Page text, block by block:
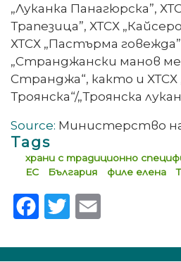
„Луканка Панагюрска”,
Трапезица”, ХТСХ
ХТСХ „Пастърма
„Странджански манов
Странджа“, както и ХТСХ
Троянска“/„Троянска
Source: Министерство
Tags
храни с традиционно
ЕС
България филе елена
Facebook
Twitter